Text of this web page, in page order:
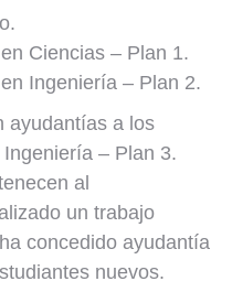
Ciencias – Plan 1.
Ingeniería – Plan 2.
ayudantías a los
– Plan 3.
al
un trabajo
concedido ayudantía
nuevos.